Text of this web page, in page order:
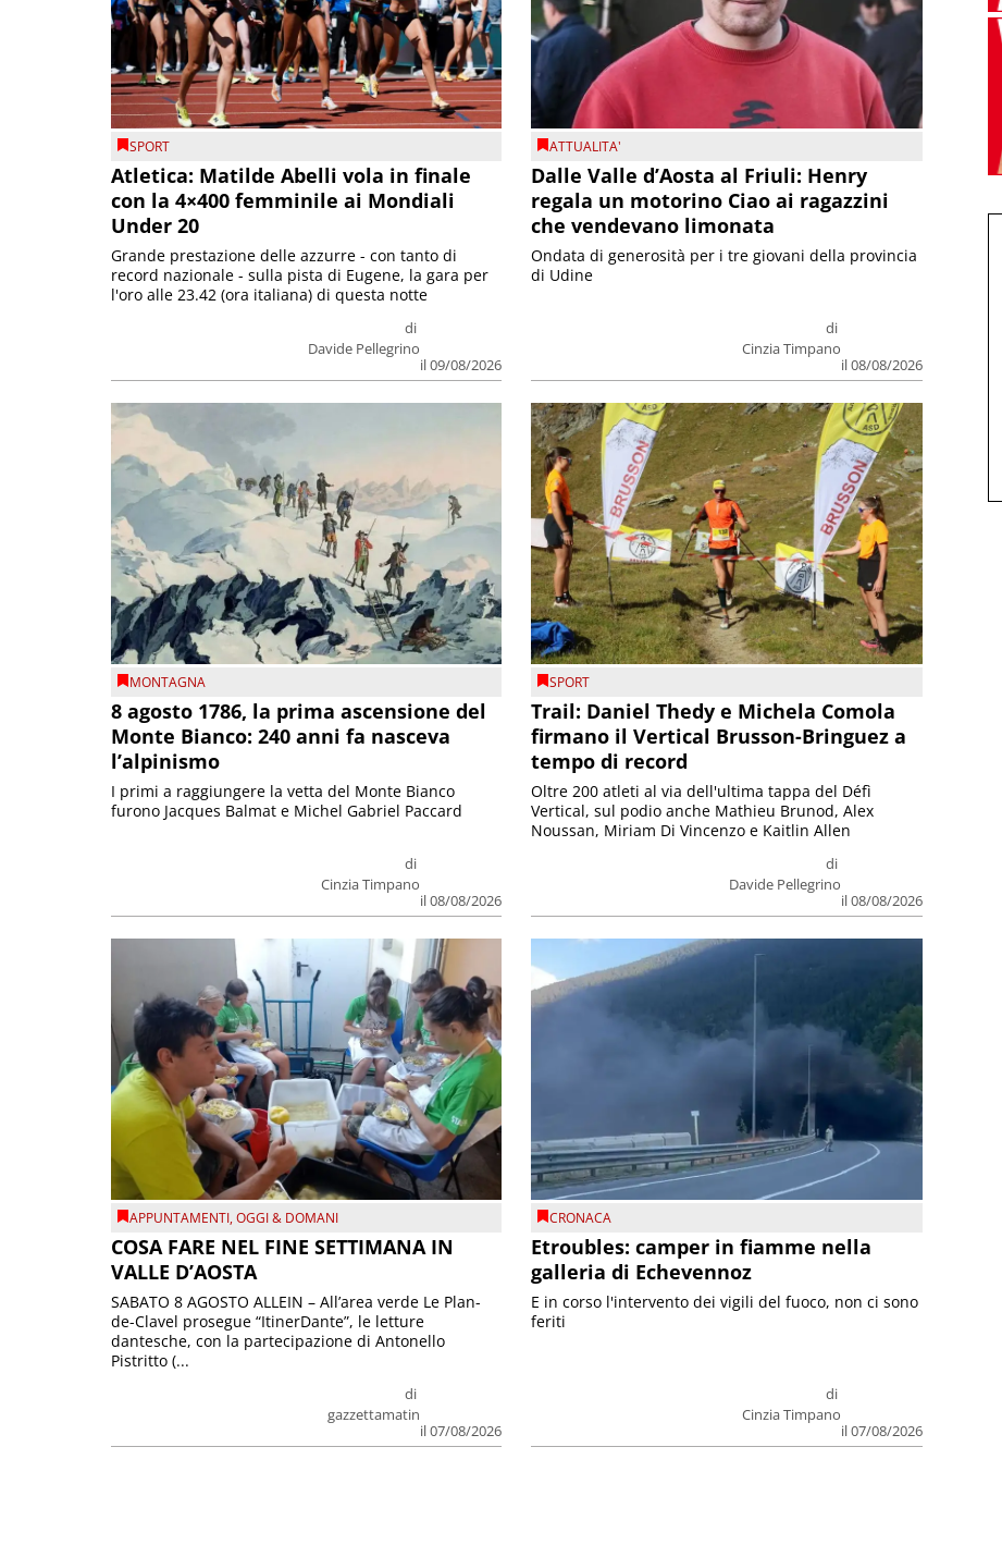
SPORT
Atletica: Matilde Abelli vola in finale
con la 4×400 femminile ai Mondiali
Under 20
di
Davide Pellegrino
il 09/08/2026
Grande prestazione delle azzurre - con tanto di
record nazionale - sulla pista di Eugene, la gara per
l'oro alle 23.42 (ora italiana) di questa notte
ATTUALITA'
Dalle Valle d’Aosta al Friuli: Henry
regala un motorino Ciao ai ragazzini
che vendevano limonata
di
Cinzia Timpano
il 08/08/2026
Ondata di generosità per i tre giovani della provincia
di Udine
MONTAGNA
8 agosto 1786, la prima ascensione del
Monte Bianco: 240 anni fa nasceva
l’alpinismo
di
Cinzia Timpano
il 08/08/2026
I primi a raggiungere la vetta del Monte Bianco
furono Jacques Balmat e Michel Gabriel Paccard
SPORT
Trail: Daniel Thedy e Michela Comola
firmano il Vertical Brusson-Bringuez a
tempo di record
di
Davide Pellegrino
il 08/08/2026
Oltre 200 atleti al via dell'ultima tappa del Défì
Vertical, sul podio anche Mathieu Brunod, Alex
Noussan, Miriam Di Vincenzo e Kaitlin Allen
APPUNTAMENTI,OGGI & DOMANI
COSA FARE NEL FINE SETTIMANA IN
VALLE D’AOSTA
di
gazzettamatin
il 07/08/2026
SABATO 8 AGOSTO ALLEIN – All’area verde Le Plan-
de-Clavel prosegue “ItinerDante”, le letture
dantesche, con la partecipazione di Antonello
Pistritto (...
CRONACA
Etroubles: camper in fiamme nella
galleria di Echevennoz
di
Cinzia Timpano
il 07/08/2026
E in corso l'intervento dei vigili del fuoco, non ci sono
feriti